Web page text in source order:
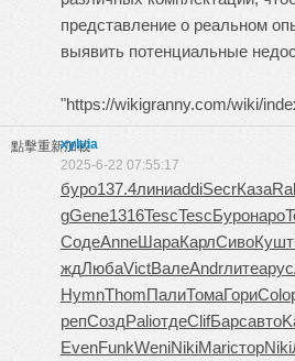
представление о реальном
выявить потенциальные
"https://wikigranny.com/wiki/
點擊重新加載
xylvia
2025-6-22 07:55:17
буро137.4линиaddiSecrКаза
gGene1316TescTescБуронаро
СодеAnneШараКарлСивоКушт
ждЛюбаVictВалеAndrлитеapyc
HymnThomПалиТомаГориColo
репСоздPaliотдеClifБарсавто
EvenFunkWeniNikiMariсторNiki